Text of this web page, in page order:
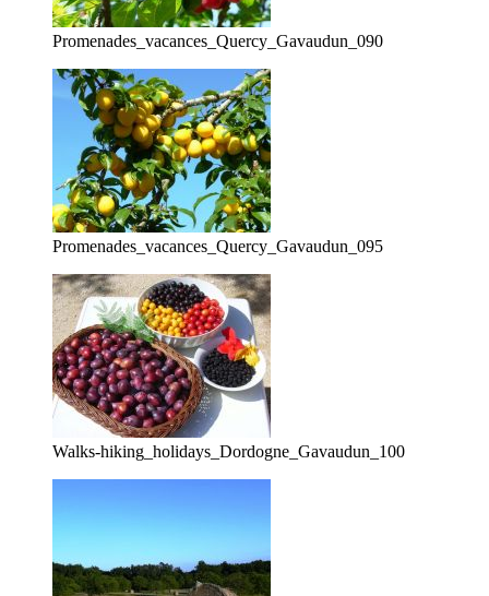
Promenades_vacances_Quercy_Gavaudun_090
Promenades_vacances_Quercy_Gavaudun_095
Walks-hiking_holidays_Dordogne_Gavaudun_100